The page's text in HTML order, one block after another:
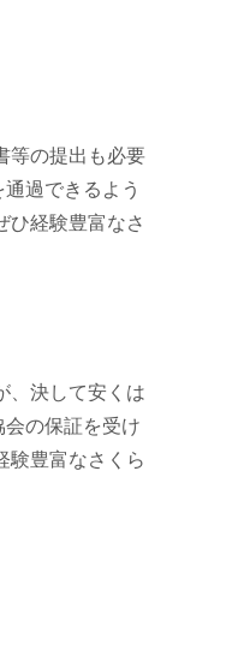
等の提出も必要
過できるよう
ひ経験豊富なさ
、決して安くは
の保証を受け
験豊富なさくら